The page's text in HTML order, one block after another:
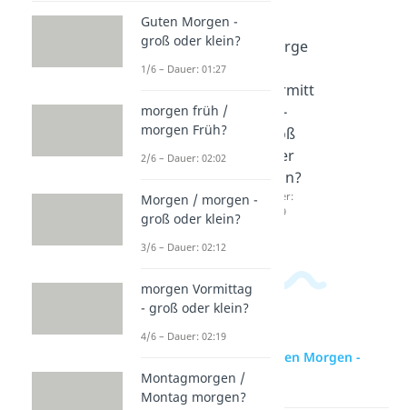
morge
n früh /
n Früh?
Dauer:
Morge
n /
n -
groß
oder
Dauer:
02:12
morge
Vormitt
ag -
groß
oder
klein?
Dauer:
02:19
zur Videoseite: Guten Morgen -
groß oder klein?
Guten Morgen -
groß oder klein?
1/6 – Dauer: 01:27
morgen früh /
morgen Früh?
2/6 – Dauer: 02:02
Morgen / morgen -
groß oder klein?
3/6 – Dauer: 02:12
morgen Vormittag
- groß oder klein?
4/6 – Dauer: 02:19
Montagmorgen /
Montag morgen?